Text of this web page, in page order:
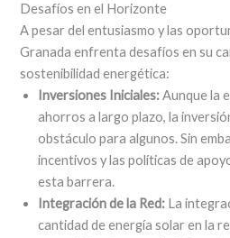
Desafíos en el Horizonte
A pesar del entusiasmo y las
Granada enfrenta desafíos en su
sostenibilidad energética:
Inversiones Iniciales:Aunque la
ahorros a largo plazo, la
obstáculo para algunos. Sin
incentivos y las políticas de
esta barrera.
Integración de la Red: La
cantidad de energía solar en la